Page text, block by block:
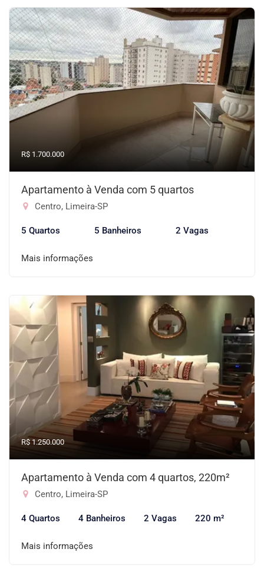
R$ 1.700.000
Apartamento à Venda com 5 quartos
Centro, Limeira-SP
5 Quartos 5 Banheiros 2 Vagas
Mais informações
R$ 1.250.000
Apartamento à Venda com 4 quartos, 220m²
Centro, Limeira-SP
4 Quartos 4 Banheiros 2 Vagas 220 m²
Mais informações